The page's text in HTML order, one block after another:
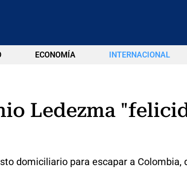
ECONOMÍA INTERNACIONAL
Ledezma
domiciliario para escapar a Colombia,